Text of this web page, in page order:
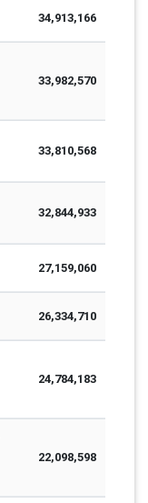
34,913,166
33,982,570
33,810,568
32,844,933
27,159,060
26,334,710
24,784,183
22,098,598